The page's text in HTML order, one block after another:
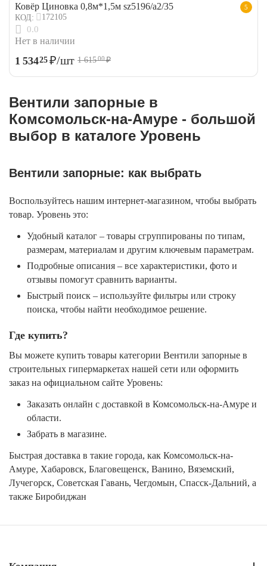
5
Ковёр Циновка 0,8м*1,5м sz5196/a2/35
КОД: 172105
0.0
Нет в наличии
1 53425 ₽/шт 1 61500₽
Вентили запорные в
Комсомольск-на-Амуре - большой
выбор в каталоге Уровень
Вентили запорные: как выбрать
Воспользуйтесь нашим интернет-магазином, чтобы выбрать
товар. Уровень это:
Удобный каталог – товары сгруппированы по типам,
размерам, материалам и другим ключевым параметрам.
Подробные описания – все характеристики, фото и
отзывы помогут сравнить варианты.
Быстрый поиск – используйте фильтры или строку
поиска, чтобы найти необходимое решение.
Где купить?
Вы можете купить товары категории Вентили запорные в
строительных гипермаркетах нашей сети или оформить
заказ на официальном сайте Уровень:
Заказать онлайн с доставкой в Комсомольск-на-Амуре и
области.
Забрать в магазине.
Быстрая доставка в такие города, как Комсомольск-на-
Амуре, Хабаровск, Благовещенск, Ванино, Вяземский,
Лучегорск, Советская Гавань, Чегдомын, Спасск-Дальний, а
также Биробиджан